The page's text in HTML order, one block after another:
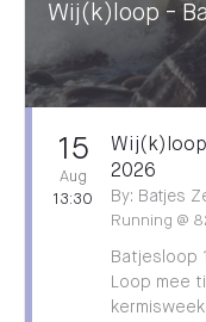
Wij(k)loop -
15
Aug
13:30
2026
By: Batjes
Running @
Batjesloop
Loop mee